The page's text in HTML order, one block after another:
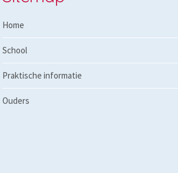
Home
School
Praktische informatie
Ouders